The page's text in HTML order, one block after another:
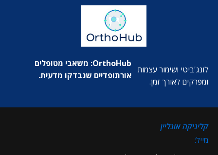
OrthoHub: משאבי מטופלים
אורתופדיים שנבדקו מדעית.
לונג'ביטי ושימור עצמות
ומפרקים לאורך זמן.
קליניקה אונליין
מייל: